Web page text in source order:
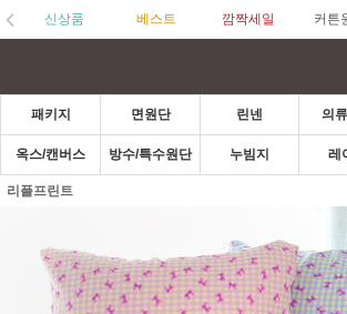
신상품 베스트 깜짝세일 커튼
패키지 면원단 린넨 의
옥스/캔버스 방수/특수원단 누빔지 레
리플프린트